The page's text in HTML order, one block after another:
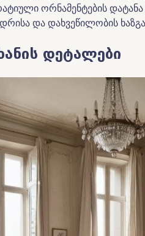
ორნამენტების
და დახვეწილობის
დეტალები